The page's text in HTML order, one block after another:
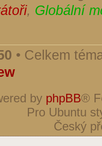
, Globální
• Celkem
by phpBB®
Pro Ubuntu
Český